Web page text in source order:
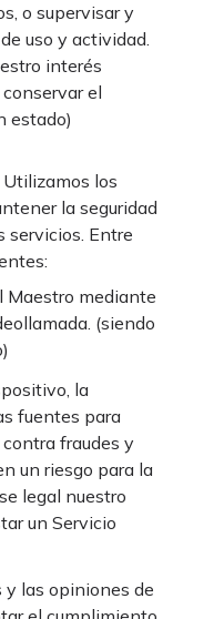
o supervisar y
uso y actividad.
interés
el
estado)
Utilizamos los
la seguridad
servicios. Entre
Maestro mediante
(siendo
la
fuentes para
fraudes y
un riesgo para la
legal nuestro
un Servicio
y las opiniones de